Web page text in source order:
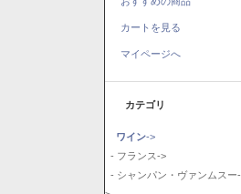
カートを見る
マイページへ
カテゴリ
ワイン->
- フランス->
- シャンパン・ヴァンムスー-